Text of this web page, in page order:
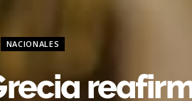
NACIONALES